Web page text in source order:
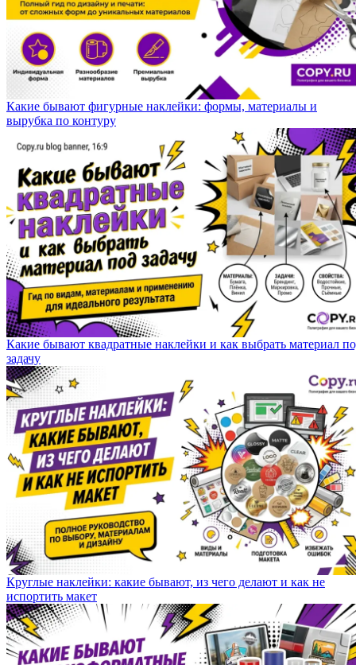
Какие бывают фигурные наклейки: формы, материалы и
вырубка по контуру
Какие бывают квадратные наклейки и как выбрать материал
задачу
Круглые наклейки: какие бывают, из чего делают и как не
испортить макет